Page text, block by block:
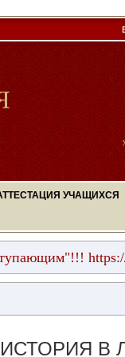
УЧАЩИХСЯ
https://
ИСТОРИЯ В